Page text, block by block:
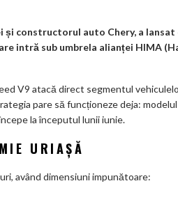
constructorul auto Chery, a
intră sub umbrela alianței HIMA
V9 atacă direct segmentul
pare să funcționeze deja:
la începutul lunii iunie.
URIAȘĂ
având dimensiuni impunătoare: